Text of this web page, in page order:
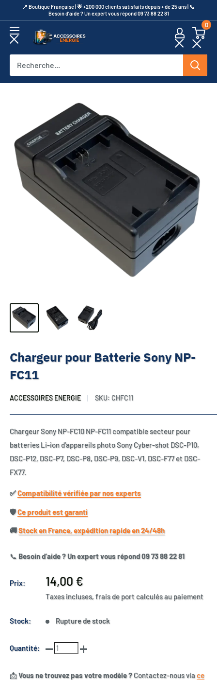
au
contenu
​📍​ Boutique Française | 🌟 +200 000 clients satisfaits depuis + de 25 ans | 📞​
Besoin d’aide ? Un expert vous répond 09 73 88 22 81
Accessoires
0
Chargeur pour Batterie Sony NP-
FC11
ACCESSOIRES ENERGIE SKU: CHFC11
Chargeur Sony NP-FC10 NP-FC11 compatible secteur pour
batteries Li-ion d’appareils photo Sony Cyber-shot DSC-P10,
DSC-P12, DSC-P7, DSC-P8, DSC-P9, DSC-V1, DSC-F77 et DSC-
FX77.
✅​Compatibilité vérifiée par nos experts
🛡️​Ce produit est garanti
🚚​Stock en France, expédition rapide en 24/48h
📞 Besoin d’aide ? Un expert vous répond 09 73 88 22 81
Prix:
Prix
réduit
14,00 €
Taxes incluses, frais de port calculés au paiement
Stock: Rupture de stock
Quantité:
📩Vous ne trouvez pas votre modèle ?Contactez-nous viace